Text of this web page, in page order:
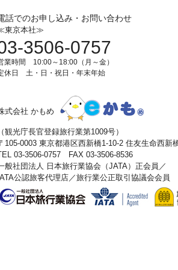
話でのお申し込み・お問い合わせ
東京本社≫
3506-0757
業時間 10:00～18:00（月～金）
休日 土・日・祝日・年末年始
式会社 かもめ
（観光庁長官登録旅行業第1009号）
105-0003 東京都港区西新橋1-10-2 住友生命西新
03-3506-0757 FAX 03-3506-8536
般社団法人 日本旅行業協会（JATA）正会員／
IATA公認旅客代理店／旅行業公正取引協議会会員